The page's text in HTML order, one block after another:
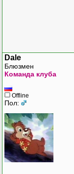
Dale
Блюзмен
Команда клуба
Offline
Пол: